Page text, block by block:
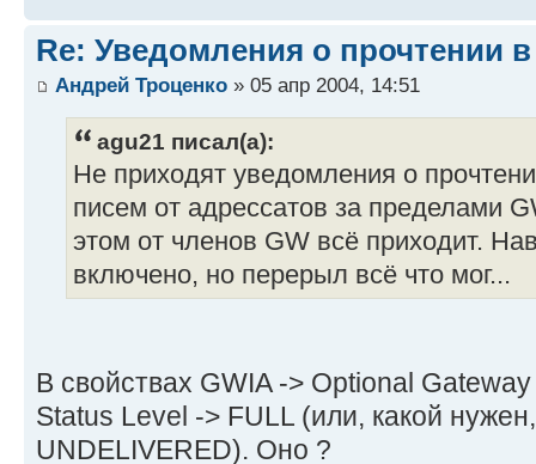
Re: Уведомления о прочтении в
Андрей Троценко » 05 апр 2004, 14:51
agu21 писал(а):
Не приходят уведомления о
писем от адрессатов за пределами
этом от членов GW всё приходит.
включено, но перерыл всё что мог...
В свойствах GWIA -> Optional
Status Level -> FULL (или, какой
UNDELIVERED). Оно ?